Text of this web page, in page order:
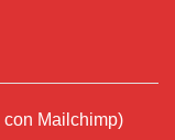
Mailchimp)